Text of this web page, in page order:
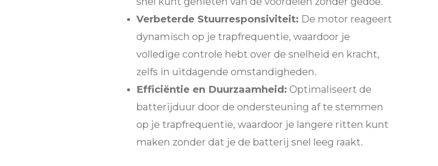
Verbeterde Stuurresponsiviteit: De motor reageert
dynamisch op je trapfrequentie, waardoor je
volledige controle hebt over de snelheid en kracht,
zelfs in uitdagende omstandigheden.
Efficiëntie en Duurzaamheid: Optimaliseert de
batterijduur door de ondersteuning af te stemmen
op je trapfrequentie, waardoor je langere ritten kunt
maken zonder dat je de batterij snel leeg raakt.